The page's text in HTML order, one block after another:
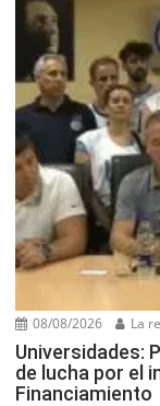
08/08/2026 La
Universidades:
de lucha por el
Financiamiento